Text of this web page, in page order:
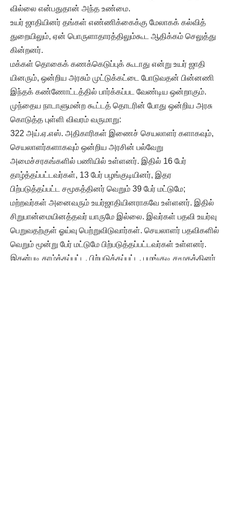
வில்லை என்பதுதான் அந்த உண்மை.
உயர் ஜாதியினர் தங்கள் எண்ணிக்கைக்கு மேலாகக் கல்வித்
துறையிலும், ஏன் பொருளாதாரத்திலும்கூட ஆதிக்கம் செலுத்து
கின்றனர்.
மக்கள் தொகைக் கணக்கெடுப்புக் கூடாது என்று உயர் ஜாதி
யினரும், ஒன்றிய அரசும் முட்டுக்கட்டை போடுவதன் பின்னணி
இந்தக் கண்ணோட்டத்தில் பார்க்கப்பட வேண்டிய ஒன்றாகும்.
முந்தைய நாடாளுமன்ற கூட்டத் தொடரின் போது ஒன்றிய அரசு
கொடுத்த புள்ளி விவரம் வருமாறு:
322 அய்.ஏ.எஸ். அதிகாரிகள் இணைச் செயலாளர் களாகவும்,
செயலாளர்களாகவும் ஒன்றிய அரசின் பல்வேறு
அமைச்சரகங்களில் பணியில் உள்ளனர். இதில் 16 பேர்
தாழ்த்தப்பட்டவர்கள், 13 பேர் பழங்குடியினர், இதர
பிற்படுத்தப்பட்ட சமூகத்தினர் வெறும் 39 பேர் மட்டுமே;
மற்றவர்கள் அனைவரும் உயர்ஜாதியினராகவே உள்ளனர். இதில்
சிறுபான்மையினத்தவர் யாருமே இல்லை. இவர்கள் பதவி உயர்வு
பெறுவதற்குள் ஓய்வு பெற்றுவிடுவார்கள். செயலாளர் பதவிகளில்
வெறும் மூன்று பேர் மட்டுமே பிற்படுத்தப்பட்டவர்கள் உள்ளனர்.
இதன்படி தாழ்த்தப்பட்ட, பிற்படுத்தப்பட்ட, பழங்குடி சமூகத்தினர்